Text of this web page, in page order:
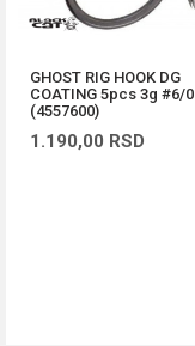
GHOST RIG HOOK DG
COATING 5pcs 3g #6/0
(4557600)
1.190,00 RSD